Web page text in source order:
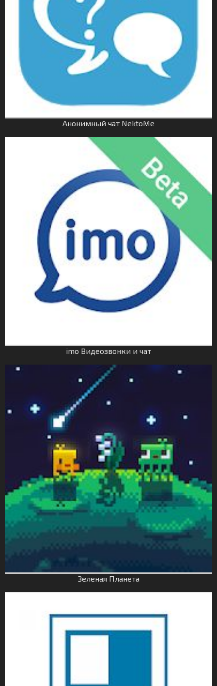
Анонимный чат NektoMe
imo Видеозвонки и чат
Зеленая Планета